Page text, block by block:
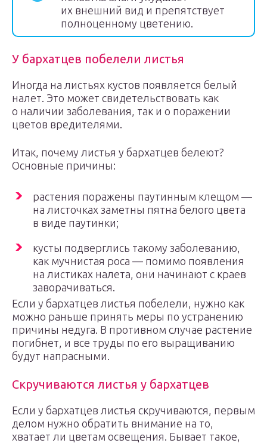
их внешний вид и препятствует
полноценному цветению.
У бархатцев побелели листья
Иногда на листьях кустов появляется белый
налет. Это может свидетельствовать как
о наличии заболевания, так и о поражении
цветов вредителями.
Итак, почему листья у бархатцев белеют?
Основные причины:
растения поражены паутинным клещом —
на листочках заметны пятна белого цвета
в виде паутинки;
кусты подверглись такому заболеванию,
как мучнистая роса — помимо появления
на листиках налета, они начинают с краев
заворачиваться.
Если у бархатцев листья побелели, нужно как
можно раньше принять меры по устранению
причины недуга. В противном случае растение
погибнет, и все труды по его выращиванию
будут напрасными.
Скручиваются листья у бархатцев
Если у бархатцев листья скручиваются, первым
делом нужно обратить внимание на то,
хватает ли цветам освещения. Бывает такое,